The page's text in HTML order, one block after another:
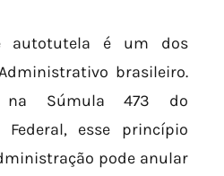
autotutela é um dos
brasileiro.
na Súmula 473 do
Federal, esse princípio
pode anular